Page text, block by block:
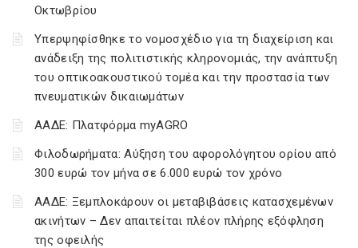
Οκτωβρίου
Υπερψηφίσθηκε το νομοσχέδιο για τη διαχείριση και
ανάδειξη της πολιτιστικής κληρονομιάς, την ανάπτυξη
του οπτικοακουστικού τομέα και την προστασία των
πνευματικών δικαιωμάτων
ΑΑΔΕ: Πλατφόρμα myAGRO
Φιλοδωρήματα: Αύξηση του αφορολόγητου ορίου από
300 ευρώ τον μήνα σε 6.000 ευρώ τον χρόνο
ΑΑΔΕ: Ξεμπλοκάρουν οι μεταβιβάσεις κατασχεμένων
ακινήτων – Δεν απαιτείται πλέον πλήρης εξόφληση
της οφειλής